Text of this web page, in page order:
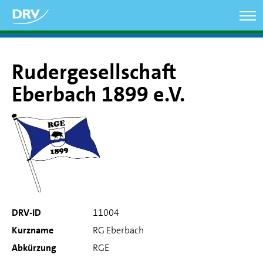
zum
Inhalt
Rudergesellschaft
Eberbach 1899 e.V.
DRV-ID
11004
Kurzname
RG Eberbach
Abkürzung
RGE